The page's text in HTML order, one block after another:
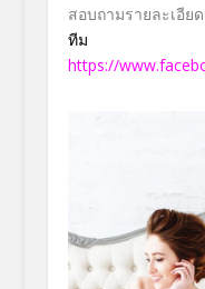
สอบถามรายละเอีย
ทีม
https://